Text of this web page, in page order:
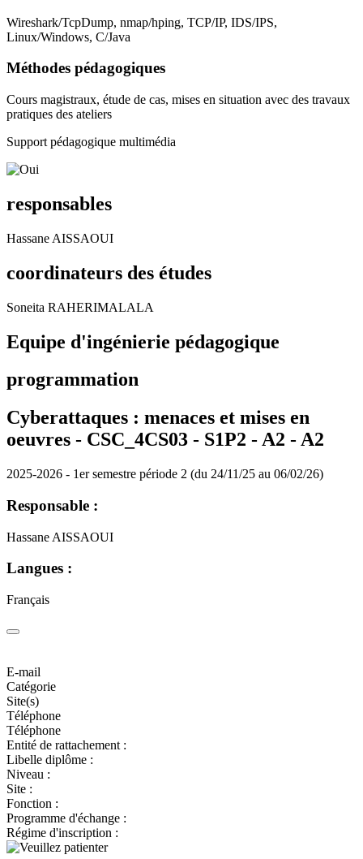
Wireshark/TcpDump, nmap/hping, TCP/IP, IDS/IPS,
Linux/Windows, C/Java
Méthodes pédagogiques
Cours magistraux, étude de cas, mises en situation avec des travaux
pratiques des ateliers
Support pédagogique multimédia
responsables
Hassane AISSAOUI
coordinateurs des études
Soneita RAHERIMALALA
Equipe d'ingénierie pédagogique
programmation
Cyberattaques : menaces et mises en
oeuvres - CSC_4CS03 - S1P2 - A2 -A2
2025-2026 - 1er semestre période 2 (du 24/11/25 au 06/02/26)
Responsable :
Hassane AISSAOUI
Langues :
Français
E-mail
Catégorie
Site(s)
Téléphone
Téléphone
Entité de rattachement :
Libelle diplôme :
Niveau :
Site :
Fonction :
Programme d'échange :
Régime d'inscription :